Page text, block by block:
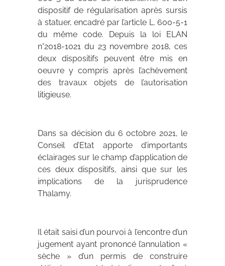
dispositif de régularisation après sursis
à statuer, encadré par l’article L. 600-5-1
du même code. Depuis la loi ELAN
n°2018-1021 du 23 novembre 2018, ces
deux dispositifs peuvent être mis en
oeuvre y compris après l’achèvement
des travaux objets de l’autorisation
litigieuse.
Dans sa décision du 6 octobre 2021, le
Conseil d’Etat apporte d’importants
éclairages sur le champ d’application de
ces deux dispositifs, ainsi que sur les
implications de la jurisprudence
Thalamy.
Il était saisi d’un pourvoi à l’encontre d’un
jugement ayant prononcé l’annulation «
sèche » d’un permis de construire